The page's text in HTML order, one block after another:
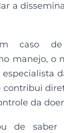
a
caso
manejo, o
contribui
da
de